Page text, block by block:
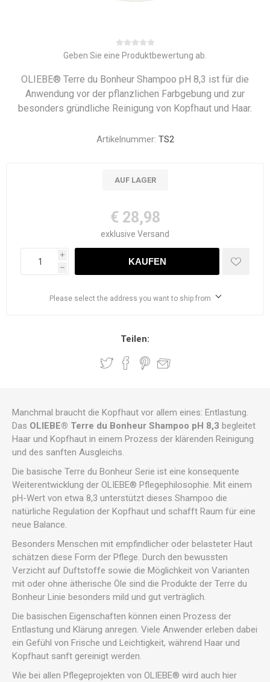
Geben Sie eine Produktbewertung ab.
OLIEBE® Terre du Bonheur Shampoo pH 8,3 ist für die
Anwendung vor der pflanzlichen Farbgebung und zur
besonders gründliche Reinigung von Kopfhaut und Haar.
Artikelnummer: TS2
AUF LAGER
€ 28,98
exklusive Versand
i
h
Please select the address you want to ship from
Teilen:
Manchmal braucht die Kopfhaut vor allem eines: Entlastung.
Das OLIEBE® Terre du Bonheur Shampoo pH 8,3 begleitet
Haar und Kopfhaut in einem Prozess der klärenden Reinigung
und des sanften Ausgleichs.
Die basische Terre du Bonheur Serie ist eine konsequente
Weiterentwicklung der OLIEBE® Pflegephilosophie. Mit einem
pH-Wert von etwa 8,3 unterstützt dieses Shampoo die
natürliche Regulation der Kopfhaut und schafft Raum für eine
neue Balance.
Besonders Menschen mit empfindlicher oder belasteter Haut
schätzen diese Form der Pflege. Durch den bewussten
Verzicht auf Duftstoffe sowie die Möglichkeit von Varianten
mit oder ohne ätherische Öle sind die Produkte der Terre du
Bonheur Linie besonders mild und gut verträglich.
Die basischen Eigenschaften können einen Prozess der
Entlastung und Klärung anregen. Viele Anwender erleben dabei
ein Gefühl von Frische und Leichtigkeit, während Haar und
Kopfhaut sanft gereinigt werden.
Wie bei allen Pflegeprojekten von OLIEBE® wird auch hier